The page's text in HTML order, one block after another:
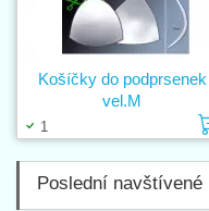
1
Košíčky do podprsenek
vel.M
Poslední navštívené